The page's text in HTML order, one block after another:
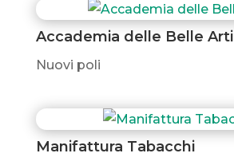
Accademia delle Belle Arti
Nuovi poli
Manifattura Tabacchi